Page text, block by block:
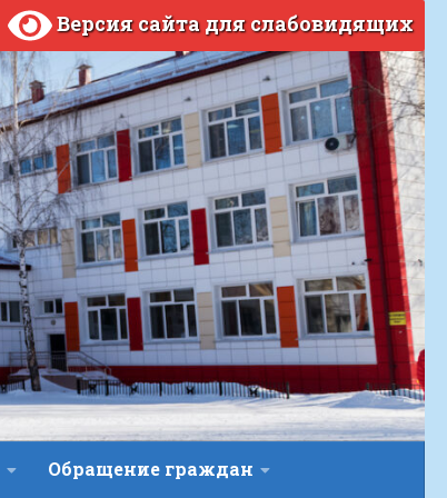
Версия сайта для слабовидящих
Обращение граждан